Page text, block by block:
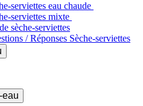
serviettes eau chaude
serviettes mixte
sèche-serviettes
/ Réponses Sèche-serviettes
eau